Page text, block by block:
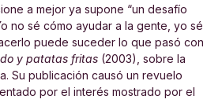
a mejor ya supone “un desafío
no sé cómo ayudar a la gente, yo sé
puede suceder lo que pasó con
y patatas fritas (2003), sobre la
Su publicación causó un revuelo
por el interés mostrado por el